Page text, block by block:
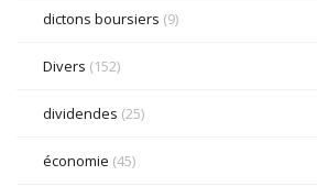
dictons boursiers (9)
Divers (152)
dividendes (25)
économie (45)